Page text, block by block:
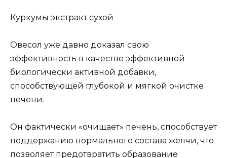
Куркумы экстракт сухой
Овесол уже давно доказал свою
эффективность в качестве эффективной
биологически активной добавки,
способствующей глубокой и мягкой очистке
печени.
Он фактически «очищает» печень, способствует
поддержанию нормального состава желчи, что
позволяет предотвратить образование